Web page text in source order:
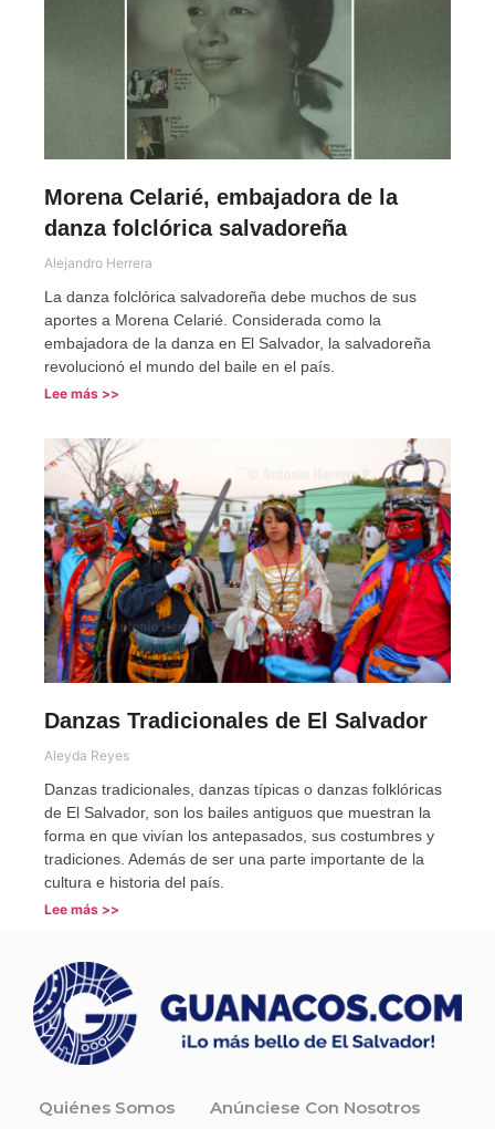
Morena Celarié, embajadora de la
danza folclórica salvadoreña
Alejandro Herrera
La danza folclórica salvadoreña debe muchos de sus
aportes a Morena Celarié. Considerada como la
embajadora de la danza en El Salvador, la salvadoreña
revolucionó el mundo del baile en el país.
Lee más >>
Danzas Tradicionales de El Salvador
Aleyda Reyes
Danzas tradicionales, danzas típicas o danzas folklóricas
de El Salvador, son los bailes antiguos que muestran la
forma en que vivían los antepasados, sus costumbres y
tradiciones. Además de ser una parte importante de la
cultura e historia del país.
Lee más >>
Quiénes Somos Anúnciese Con Nosotros